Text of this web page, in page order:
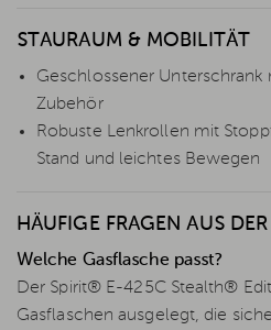
STAURAUM & MOBILITÄT
Geschlossener Unterschrank
Zubehör
Robuste Lenkrollen mit
Stand und leichtes Bewegen
HÄUFIGE FRAGEN AUS
Welche Gasflasche passt?
Der Spirit® E-425C Stealth®
Gasflaschen ausgelegt, die